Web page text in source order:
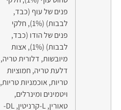
פנים של עוף (כבד,
לבבות) (1%), חלקי
פנים של הודו (כבד,
לבבות) (1%), אצות
מיובשות, דלורית טריה,
דלעת טריה, חמוציות
טריות, אוכמניות טריות,
ויטמינים ומינרלים,
טאורין, L-קרניטין, DL-